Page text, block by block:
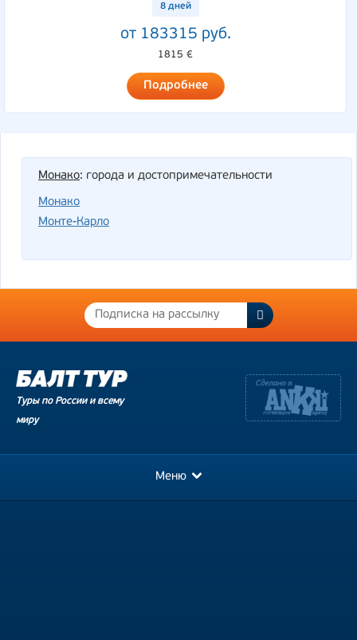
8 дней
от 183315 руб.
1815 €
Подробнее
Монако: города и достопримечательности
Монако
Монте-Карло
Туры по России и всему
миру
Меню